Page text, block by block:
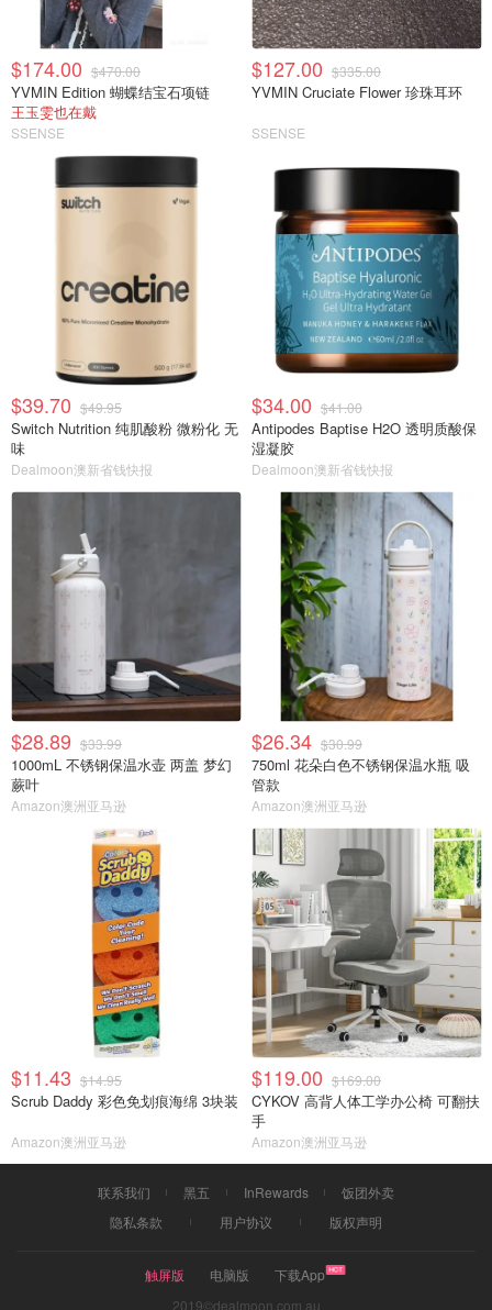
$174.00 $470.00
YVMIN Edition 蝴蝶结宝石项链
王玉雯也在戴
SSENSE
$127.00 $335.00
YVMIN Cruciate Flower 珍珠耳环
SSENSE
$39.70 $49.95
Switch Nutrition 纯肌酸粉 微粉化 无
味
Dealmoon澳新省钱快报
$34.00 $41.00
Antipodes Baptise H2O 透明质酸保
湿凝胶
Dealmoon澳新省钱快报
$28.89 $33.99
1000mL 不锈钢保温水壶 两盖 梦幻
蕨叶
Amazon澳洲亚马逊
$26.34 $30.99
750ml 花朵白色不锈钢保温水瓶 吸
管款
Amazon澳洲亚马逊
$11.43 $14.95
Scrub Daddy 彩色免划痕海绵 3块装
Amazon澳洲亚马逊
$119.00 $169.00
CYKOV 高背人体工学办公椅 可翻扶
手
Amazon澳洲亚马逊
联系我们 黑五 InRewards
饭团外卖
隐私条款
用户协议 版权声明
触屏版 电脑版
下载App
2019©dealmoon.com.au